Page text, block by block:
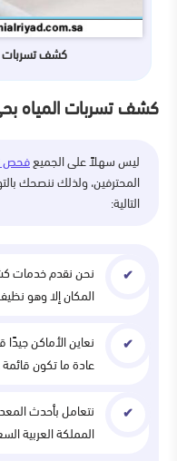
كشف تسربات
كشف تسربات المياه
ليس سهلاً على الجميعفحص
المحترفين، ولذلك ننصحك
التالية:
نحن نقدم خدمات
المكان إلا وهو
نعاين الأماكن
عادة ما تكون
نتعامل بأحدث
المملكة العربية